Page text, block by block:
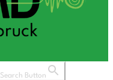
Search Button